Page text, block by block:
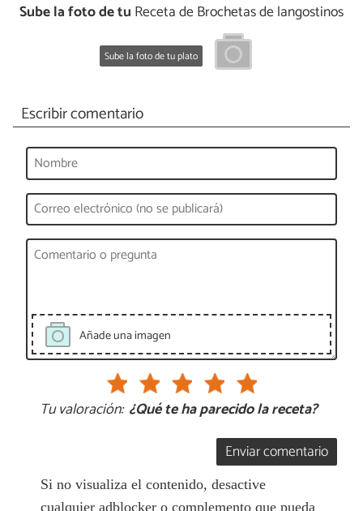
Sube la foto de tu Receta de Brochetas de langostinos
Sube la foto de tu plato
Escribir comentario
Añade una imagen
Tu valoración: ¿Qué te ha parecido la receta?
Enviar comentario
Si no visualiza el contenido, desactive
cualquier adblocker o complemento que pueda